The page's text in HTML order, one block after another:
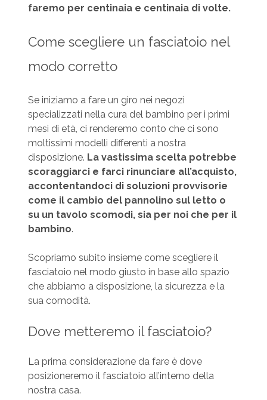
faremo per centinaia e centinaia di volte.
Come scegliere un fasciatoio nel
modo corretto
Se iniziamo a fare un giro nei negozi
specializzati nella cura del bambino per i primi
mesi di età, ci renderemo conto che ci sono
moltissimi modelli differenti a nostra
disposizione. La vastissima scelta potrebbe
scoraggiarci e farci rinunciare all’acquisto,
accontentandoci di soluzioni provvisorie
come il cambio del pannolino sul letto o
su un tavolo scomodi, sia per noi che per il
bambino.
Scopriamo subito insieme come scegliere il
fasciatoio nel modo giusto in base allo spazio
che abbiamo a disposizione, la sicurezza e la
sua comodità.
Dove metteremo il fasciatoio?
La prima considerazione da fare è dove
posizioneremo il fasciatoio all’interno della
nostra casa.